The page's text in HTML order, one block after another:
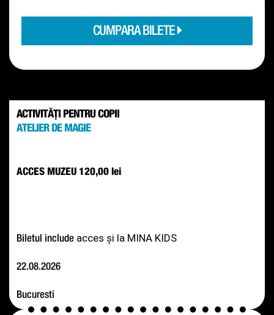
CUMPARA BILETE
ACTIVITĂȚI PENTRU COPII
ATELIER DE MAGIE
ACCES MUZEU 120,00 lei
Biletul include acces și la MINA KIDS
22.08.2026
Bucuresti